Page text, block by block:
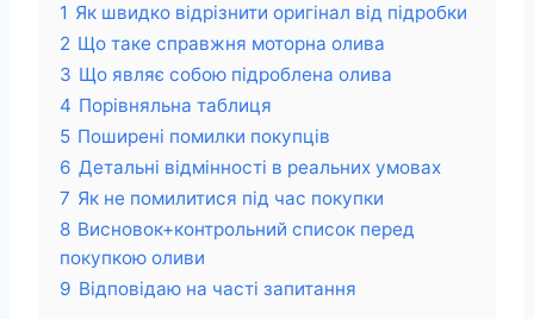
1 Як швидко відрізнити оригінал від підробки
2 Що таке справжня моторна олива
3 Що являє собою підроблена олива
4 Порівняльна таблиця
5 Поширені помилки покупців
6 Детальні відмінності в реальних умовах
7 Як не помилитися під час покупки
8 Висновок+контрольний список перед
покупкою оливи
9 Відповідаю на часті запитання